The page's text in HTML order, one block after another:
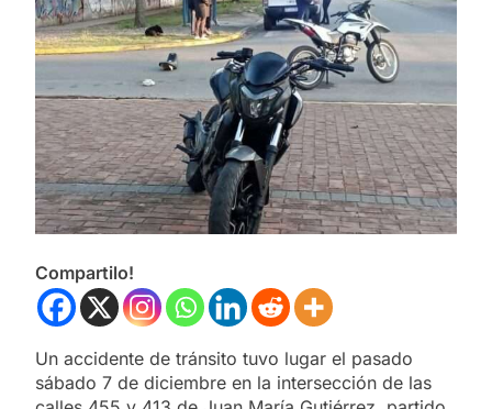
Compartilo!
Un accidente de tránsito tuvo lugar el pasado
sábado 7 de diciembre en la intersección de las